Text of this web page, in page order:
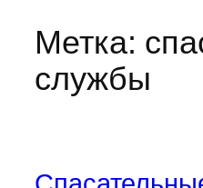
Метка:
службы